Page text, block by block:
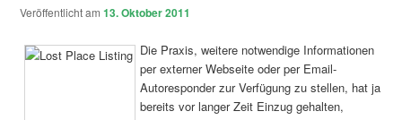
Veröffentlicht am13. Oktober 2011
Die Praxis, weitere notwendige Informationen
per externer Webseite oder per Email-
Autoresponder zur Verfügung zu stellen, hat ja
bereits vor langer Zeit Einzug gehalten,